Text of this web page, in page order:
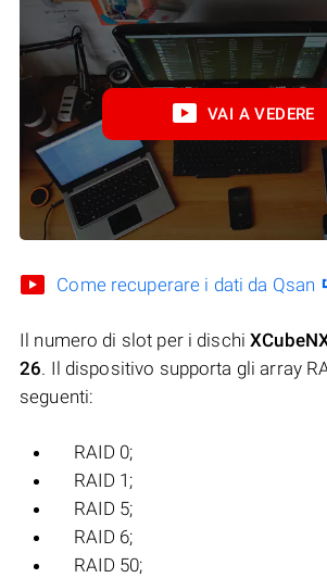
VAI A VEDERE
Come recuperare i dati da Qsan
Il numero di slot per i dischi
26. Il dispositivo supporta gli array
seguenti:
RAID 0;
RAID 1;
RAID 5;
RAID 6;
RAID 50;